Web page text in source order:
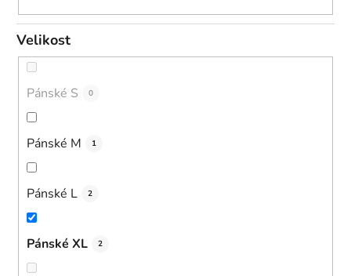
Velikost
Pánské S 0
Pánské M 1
Pánské L 2
Pánské XL 2